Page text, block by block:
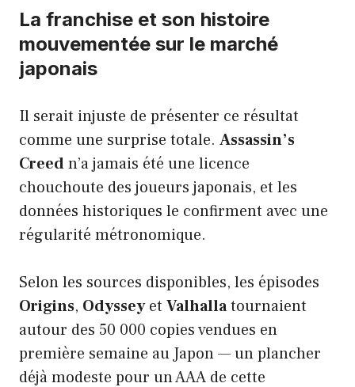
La franchise et son histoire
mouvementée sur le marché
japonais
Il serait injuste de présenter ce résultat
comme une surprise totale. Assassin’s
Creedn’a jamais été une licence
chouchoute des joueurs japonais, et les
données historiques le confirment avec une
régularité métronomique.
Selon les sources disponibles, les épisodes
Origins, Odysseyet Valhallatournaient
autour des 50 000 copies vendues en
première semaine au Japon — un plancher
déjà modeste pour un AAA de cette